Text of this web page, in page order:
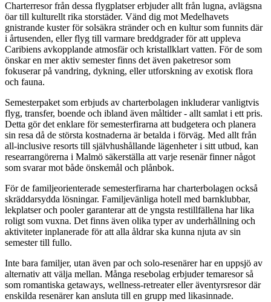
Charterresor från dessa flygplatser erbjuder allt från lugna, avlägsna
öar till kulturellt rika storstäder. Vänd dig mot Medelhavets
gnistrande kuster för solsäkra stränder och en kultur som funnits där
i årtusenden, eller flyg till varmare breddgrader för att uppleva
Caribiens avkopplande atmosfär och kristallklart vatten. För de som
önskar en mer aktiv semester finns det även paketresor som
fokuserar på vandring, dykning, eller utforskning av exotisk flora
och fauna.
Semesterpaket som erbjuds av charterbolagen inkluderar vanligtvis
flyg, transfer, boende och ibland även måltider - allt samlat i ett pris.
Detta gör det enklare för semesterfirarna att budgetera och planera
sin resa då de största kostnaderna är betalda i förväg. Med allt från
all-inclusive resorts till självhushållande lägenheter i sitt utbud, kan
researrangörerna i Malmö säkerställa att varje resenär finner något
som svarar mot både önskemål och plånbok.
För de familjeorienterade semesterfirarna har charterbolagen också
skräddarsydda lösningar. Familjevänliga hotell med barnklubbar,
lekplatser och pooler garanterar att de yngsta restillfällena har lika
roligt som vuxna. Det finns även olika typer av underhållning och
aktiviteter inplanerade för att alla åldrar ska kunna njuta av sin
semester till fullo.
Inte bara familjer, utan även par och solo-resenärer har en uppsjö av
alternativ att välja mellan. Många resebolag erbjuder temaresor så
som romantiska getaways, wellness-retreater eller äventyrsresor där
enskilda resenärer kan ansluta till en grupp med likasinnade.